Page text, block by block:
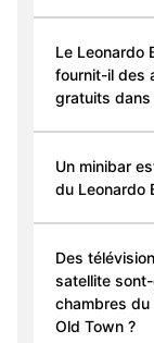
Le Leonardo
fournit-il des
gratuits dans
Un minibar
du Leonardo
Des
satellite
chambres du
Old Town ?